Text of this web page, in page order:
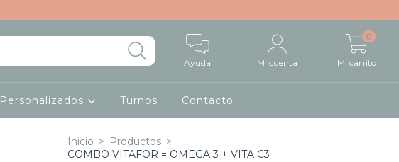
Ayuda Mi cuenta Mi carrito
0
Personalizados Turnos Contacto
Inicio > Productos >
COMBO VITAFOR = OMEGA 3 + VITA C3